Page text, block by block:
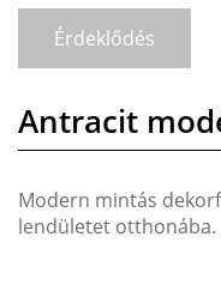
Érdeklődés
Antracit
Modern mintás
lendületet otthonába.